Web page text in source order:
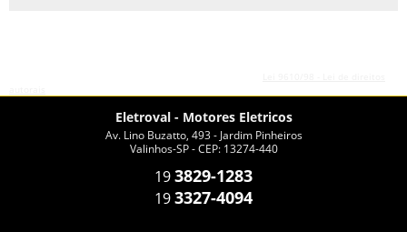
Eletroval - Motores Eletricos
Av. Lino Buzatto, 493 - Jardim Pinheiros
Valinhos-SP - CEP: 13274-440
193829-1283
193327-4094